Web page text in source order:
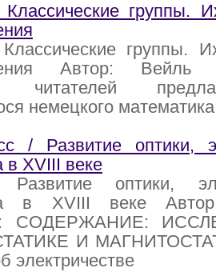
группы.
группы.
Автор: Вейль
читателей
немецкого
/ Развитие оптики,
в XVIII веке
Развитие оптики,
в XVIII веке
СОДЕРЖАНИЕ:
И
электричестве